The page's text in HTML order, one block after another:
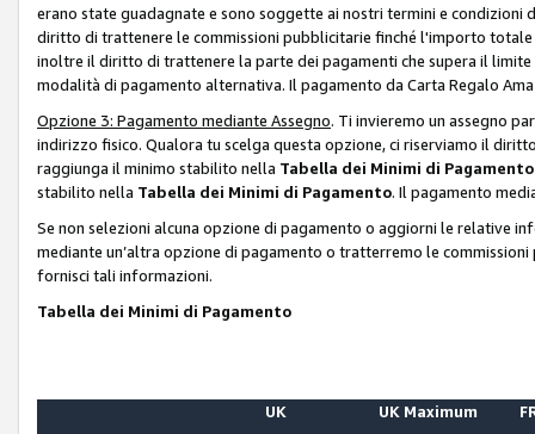
erano state guadagnate e sono soggette ai nostri termini e
diritto di trattenere le commissioni pubblicitarie finché l'importo
inoltre il diritto di trattenere la parte dei pagamenti che supera il
modalità di pagamento alternativa. Il pagamento da Carta Regalo
Opzione 3: Pagamento mediante Assegno. Ti invieremo un assegno
indirizzo fisico. Qualora tu scelga questa opzione, ci riserviamo il
raggiunga il minimo stabilito nella Tabella dei Minimi di Pagamento
stabilito nella Tabella dei Minimi di Pagamento. Il pagamento
Se non selezioni alcuna opzione di pagamento o aggiorni le relative
mediante un’altra opzione di pagamento o tratterremo le
fornisci tali informazioni.
Tabella dei Minimi di Pagamento
UK UK Maximum